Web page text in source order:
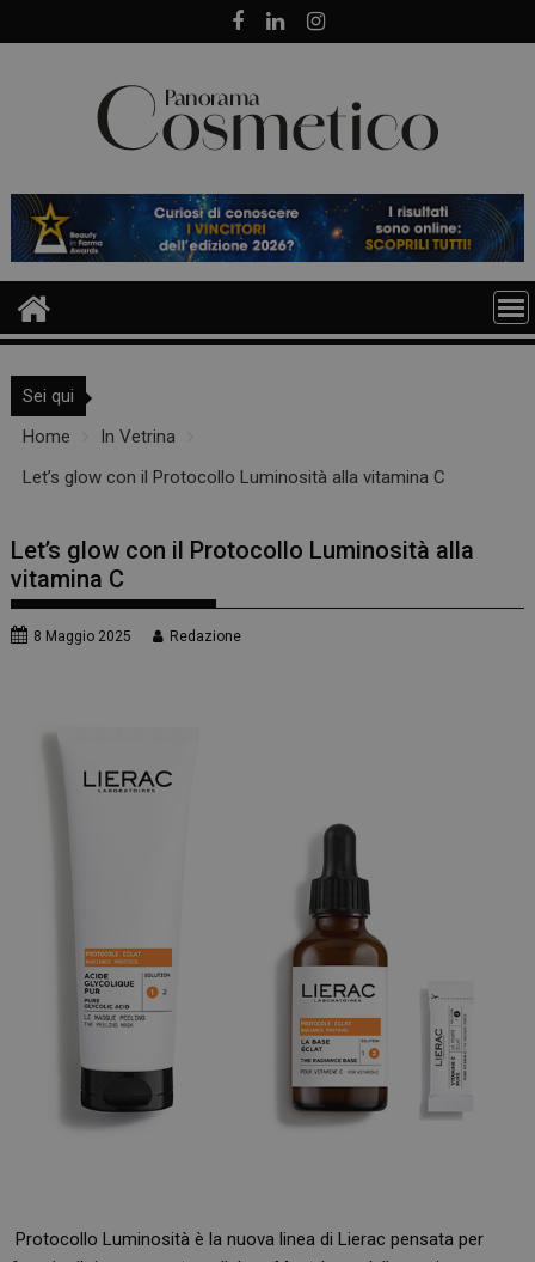
to
Sei qui
Home
In Vetrina
Let’s glow con il Protocollo Luminosità alla vitamina C
Let’s glow con il Protocollo Luminosità alla
vitamina C
8 Maggio 2025 Redazione
Protocollo Luminosità è la nuova linea di Lierac pensata per